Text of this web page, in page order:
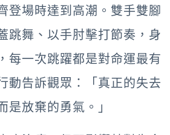
登場時達到高潮。雙手雙腳
跳舞、以手肘擊打節奏，身
每一次跳躍都是對命運最有
動告訴觀眾：「真正的失去
是放棄的勇氣。」